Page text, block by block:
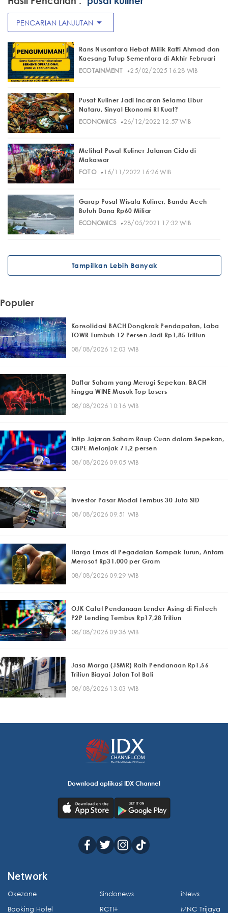
PENCARIAN LANJUTAN arrow_drop_down
Rans Nusantara Hebat Milik Raffi Ahmad dan
Kaesang Tutup Sementara di Akhir Februari
ECOTAINMENT
· 25/02/2025 16:28 WIB
Pusat Kuliner Jadi Incaran Selama Libur
Nataru, Sinyal Ekonomi RI Kuat?
ECONOMICS· 26/12/2022 12:57 WIB
Melihat Pusat Kuliner Jalanan Cidu di
Makassar
FOTO· 16/11/2022 16:26 WIB
Garap Pusat Wisata Kuliner, Banda Aceh
Butuh Dana Rp60 Miliar
ECONOMICS· 28/05/2021 17:32 WIB
Tampilkan Lebih Banyak
Populer
Konsolidasi BACH Dongkrak Pendapatan, Laba
TOWR Tumbuh 12 Persen Jadi Rp1,85 Triliun
08/08/2026 12:03 WIB
Daftar Saham yang Merugi Sepekan, BACH
hingga WINE Masuk Top Losers
08/08/2026 10:16 WIB
Intip Jajaran Saham Raup Cuan dalam Sepekan,
CBPE Melonjak 71,2 persen
08/08/2026 09:05 WIB
Investor Pasar Modal Tembus 30 Juta SID
08/08/2026 09:51 WIB
Harga Emas di Pegadaian Kompak Turun, Antam
Merosot Rp31.000 per Gram
08/08/2026 09:29 WIB
OJK Catat Pendanaan Lender Asing di Fintech
P2P Lending Tembus Rp17,28 Triliun
08/08/2026 09:36 WIB
Jasa Marga (JSMR) Raih Pendanaan Rp1,56
Triliun Biayai Jalan Tol Bali
08/08/2026 13:03 WIB
Download aplikasi IDX Channel
Network
Okezone
Booking Hotel
Sindonews
RCTI+
iNews
MNC Trijaya